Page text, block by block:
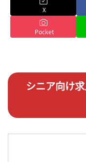
X
Pocket
シニア向け